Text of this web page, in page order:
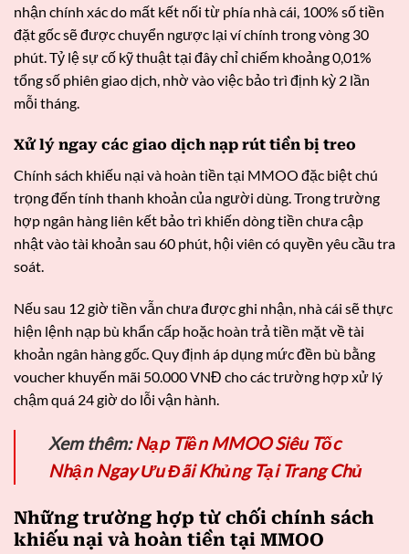
nhận chính xác do mất kết nối từ phía nhà cái, 100% số tiền
đặt gốc sẽ được chuyển ngược lại ví chính trong vòng 30
phút. Tỷ lệ sự cố kỹ thuật tại đây chỉ chiếm khoảng 0,01%
tổng số phiên giao dịch, nhờ vào việc bảo trì định kỳ 2 lần
mỗi tháng.
Xử lý ngay các giao dịch nạp rút tiền bị treo
Chính sách khiếu nại và hoàn tiền tại MMOO đặc biệt chú
trọng đến tính thanh khoản của người dùng. Trong trường
hợp ngân hàng liên kết bảo trì khiến dòng tiền chưa cập
nhật vào tài khoản sau 60 phút, hội viên có quyền yêu cầu tra
soát.
Nếu sau 12 giờ tiền vẫn chưa được ghi nhận, nhà cái sẽ thực
hiện lệnh nạp bù khẩn cấp hoặc hoàn trả tiền mặt về tài
khoản ngân hàng gốc. Quy định áp dụng mức đền bù bằng
voucher khuyến mãi 50.000 VNĐ cho các trường hợp xử lý
chậm quá 24 giờ do lỗi vận hành.
Xem thêm:Nạp Tiền MMOO Siêu Tốc
Nhận Ngay Ưu Đãi Khủng Tại Trang Chủ
Những trường hợp từ chối chính sách
khiếu nại và hoàn tiền tại MMOO